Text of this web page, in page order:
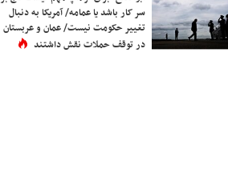
سر کار باشد یا عمامه/ آمریکا به دنبال
تغییر حکومت نیست/ عمان و عربستان
در توقف حملات نقش داشتند